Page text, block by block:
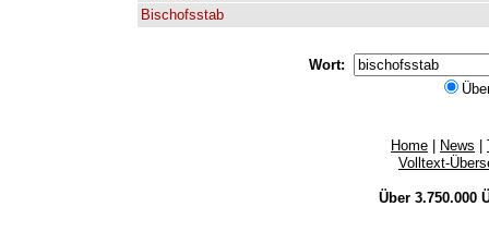
Bischofsstab
Wort:
Home News
Volltext-
Über 3.750.000